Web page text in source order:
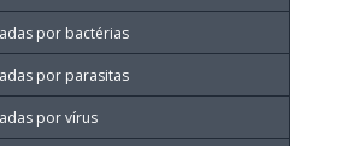
por bactérias
por parasitas
por vírus